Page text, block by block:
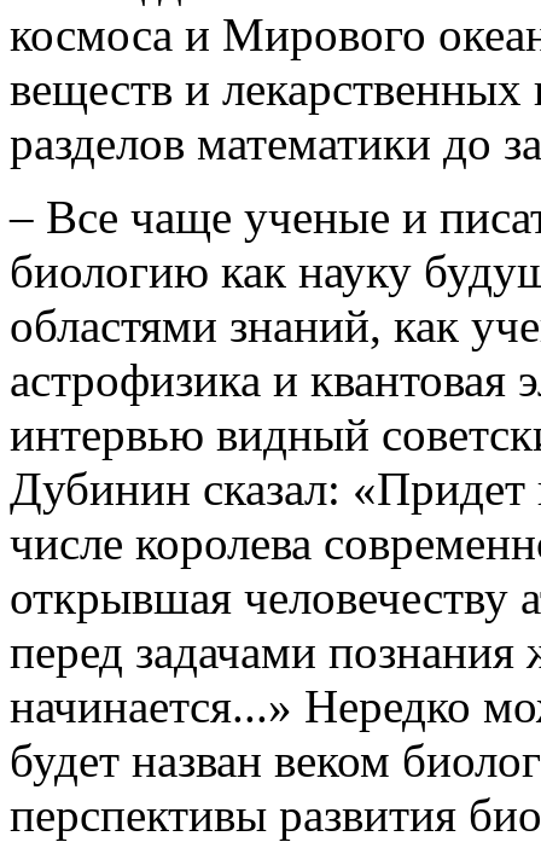
космоса и Мирового
веществ и лекарственных
разделов математики до
– Все чаще ученые и
биологию как науку
областями знаний, как
астрофизика и квантовая
интервью видный
Дубинин сказал: «Придет
числе королева
открывшая человечеству
перед задачами
начинается...» Нередко
будет назван веком
перспективы развития